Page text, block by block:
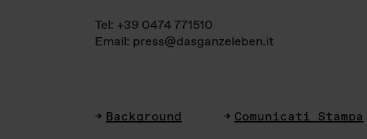
Tel: +39 0474 771510
Email: press@dasganzeleben.it
Background Comunicati Stampa